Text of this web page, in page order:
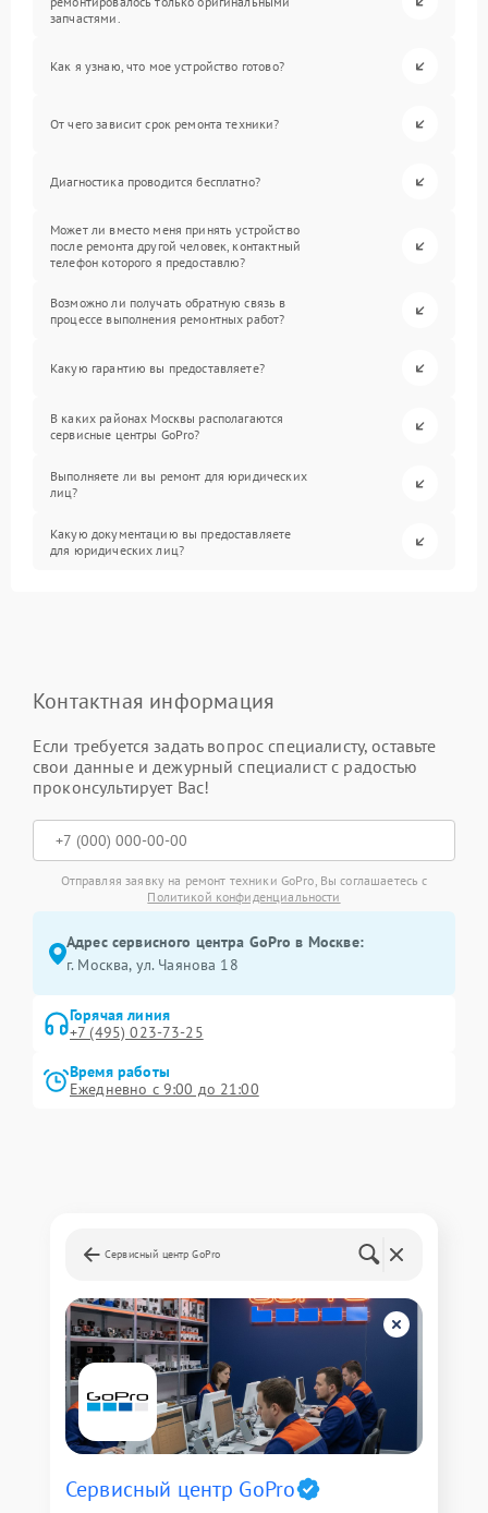
запчастями.
Как я узнаю, что мое устройство готово?
От чего зависит срок ремонта техники?
Диагностика проводится бесплатно?
Может ли вместо меня принять устройство
после ремонта другой человек, контактный
телефон которого я предоставлю?
Возможно ли получать обратную связь в
процессе выполнения ремонтных работ?
Какую гарантию вы предоставляете?
В каких районах Москвы располагаются
сервисные центры GoPro?
Выполняете ли вы ремонт для юридических
лиц?
Какую документацию вы предоставляете
для юридических лиц?
Контактная информация
Если требуется задать вопрос специалисту, оставьте
свои данные и дежурный специалист с радостью
проконсультирует Вас!
Отправляя заявку на ремонт техники GoPro, Вы соглашаетесь с
Политикой конфиденциальности
Адрес сервисного центра GoPro в Москве:
г. Москва, ул. Чаянова 18
Горячая линия
+7 (495) 023-73-25
Время работы
Ежедневно с 9:00 до 21:00
Сервисный центр GoPro
Сервисный центр GoPro